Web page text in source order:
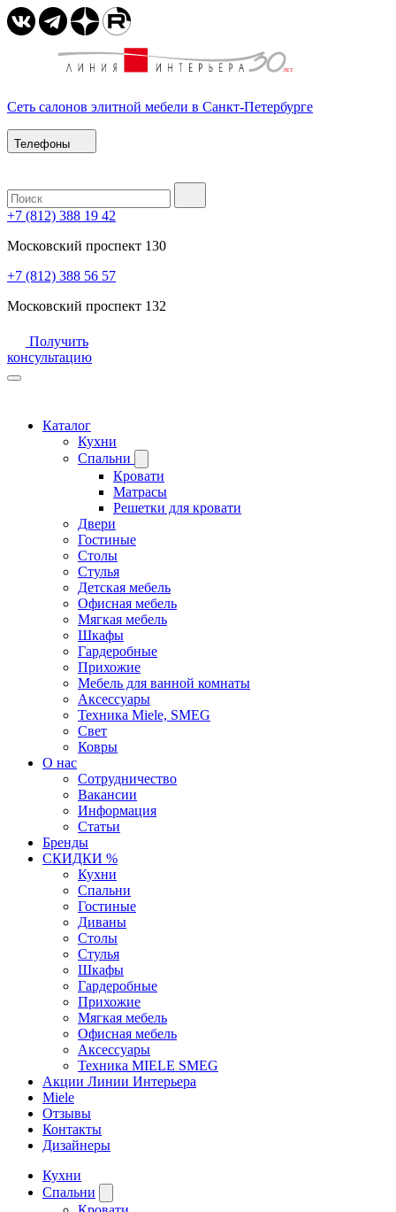
Сеть салонов элитной мебели в Санкт-Петербурге
Телефоны
+7 (812) 388 19 42
Московский проспект 130
+7 (812) 388 56 57
Московский проспект 132
Получить
консультацию
Каталог
Кухни
Спальни
Кровати
Матрасы
Решетки для кровати
Двери
Гостиные
Столы
Стулья
Детская мебель
Офисная мебель
Мягкая мебель
Шкафы
Гардеробные
Прихожие
Мебель для ванной комнаты
Аксессуары
Техника Miele, SMEG
Свет
Ковры
О нас
Сотрудничество
Вакансии
Информация
Статьи
Бренды
СКИДКИ %
Кухни
Спальни
Гостиные
Диваны
Столы
Стулья
Шкафы
Гардеробные
Прихожие
Мягкая мебель
Офисная мебель
Аксессуары
Техника MIELE SMEG
Акции Линии Интерьера
Miele
Отзывы
Контакты
Дизайнеры
Кухни
Спальни